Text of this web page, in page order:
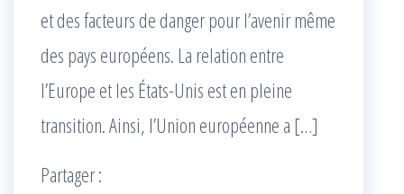
et des facteurs de danger pour l’avenir même
des pays européens. La relation entre
l’Europe et les États-Unis est en pleine
transition. Ainsi, l’Union européenne a […]
Partager :